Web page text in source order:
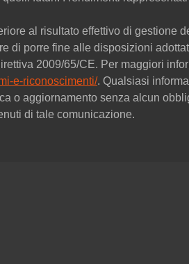
al risultato effettivo di gestione
di porre fine alle disposizioni
2009/65/CE. Per maggiori
e-riconoscimenti/. Qualsiasi
o aggiornamento senza alcun
di tale comunicazione.